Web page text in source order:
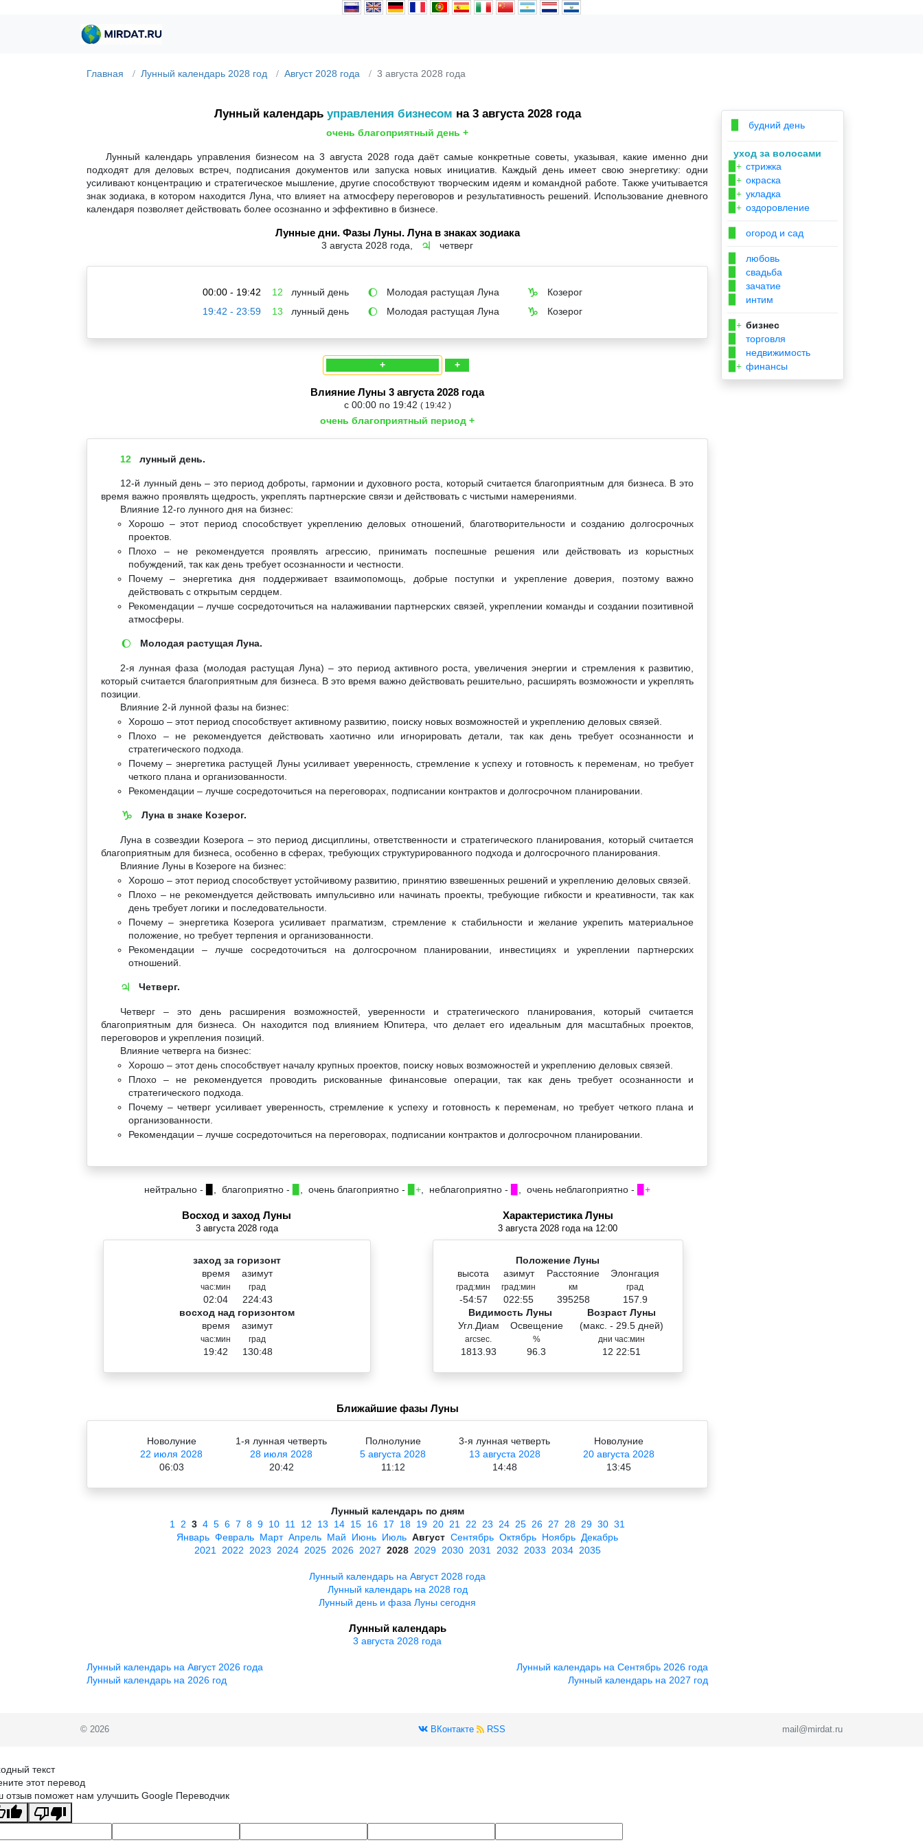
Главная Лунный календарь 2028 год Август 2028 года 3 августа 2028 года
Лунный календарь управления бизнесом на 3 августа 2028 года
очень благоприятный день +
Лунный календарь управления бизнесом на 3 августа 2028 года даёт самые конкретные советы, указывая, какие именно дни
подходят для деловых встреч, подписания документов или запуска новых инициатив. Каждый день имеет свою энергетику: одни
усиливают концентрацию и стратегическое мышление, другие способствуют творческим идеям и командной работе. Также учитывается
знак зодиака, в котором находится Луна, что влияет на атмосферу переговоров и результативность решений. Использование дневного
календаря позволяет действовать более осознанно и эффективно в бизнесе.
Лунные дни. Фазы Луны. Луна в знаках зодиака
3 августа 2028 года, ♃ четверг
00:00 - 19:42 12 лунный день 🌔 Молодая растущая Луна ♑
Козерог
19:42 - 23:59
13 лунный день 🌔 Молодая растущая Луна ♑ Козерог
+ +
Влияние Луны 3 августа 2028 года
с 00:00 по 19:42 ( 19:42 )
очень благоприятный период +
12 лунный день.
12-й лунный день – это период доброты, гармонии и духовного роста, который считается благоприятным для бизнеса. В это
время важно проявлять щедрость, укреплять партнерские связи и действовать с чистыми намерениями.
Влияние 12-го лунного дня на бизнес:
Хорошо – этот период способствует укреплению деловых отношений, благотворительности и созданию долгосрочных
проектов.
Плохо – не рекомендуется проявлять агрессию, принимать поспешные решения или действовать из корыстных
побуждений, так как день требует осознанности и честности.
Почему – энергетика дня поддерживает взаимопомощь, добрые поступки и укрепление доверия, поэтому важно
действовать с открытым сердцем.
Рекомендации – лучше сосредоточиться на налаживании партнерских связей, укреплении команды и создании позитивной
атмосферы.
🌔 Молодая растущая Луна.
2-я лунная фаза (молодая растущая Луна) – это период активного роста, увеличения энергии и стремления к развитию,
который считается благоприятным для бизнеса. В это время важно действовать решительно, расширять возможности и укреплять
позиции.
Влияние 2-й лунной фазы на бизнес:
Хорошо – этот период способствует активному развитию, поиску новых возможностей и укреплению деловых связей.
Плохо – не рекомендуется действовать хаотично или игнорировать детали, так как день требует осознанности и
стратегического подхода.
Почему – энергетика растущей Луны усиливает уверенность, стремление к успеху и готовность к переменам, но требует
четкого плана и организованности.
Рекомендации – лучше сосредоточиться на переговорах, подписании контрактов и долгосрочном планировании.
♑ Луна в знаке Козерог.
Луна в созвездии Козерога – это период дисциплины, ответственности и стратегического планирования, который считается
благоприятным для бизнеса, особенно в сферах, требующих структурированного подхода и долгосрочного планирования.
Влияние Луны в Козероге на бизнес:
Хорошо – этот период способствует устойчивому развитию, принятию взвешенных решений и укреплению деловых связей.
Плохо – не рекомендуется действовать импульсивно или начинать проекты, требующие гибкости и креативности, так как
день требует логики и последовательности.
Почему – энергетика Козерога усиливает прагматизм, стремление к стабильности и желание укрепить материальное
положение, но требует терпения и организованности.
Рекомендации – лучше сосредоточиться на долгосрочном планировании, инвестициях и укреплении партнерских
отношений.
♃ Четверг.
Четверг – это день расширения возможностей, уверенности и стратегического планирования, который считается
благоприятным для бизнеса. Он находится под влиянием Юпитера, что делает его идеальным для масштабных проектов,
переговоров и укрепления позиций.
Влияние четверга на бизнес:
Хорошо – этот день способствует началу крупных проектов, поиску новых возможностей и укреплению деловых связей.
Плохо – не рекомендуется проводить рискованные финансовые операции, так как день требует осознанности и
стратегического подхода.
Почему – четверг усиливает уверенность, стремление к успеху и готовность к переменам, но требует четкого плана и
организованности.
Рекомендации – лучше сосредоточиться на переговорах, подписании контрактов и долгосрочном планировании.
нейтрально - , благоприятно - , очень благоприятно - ▉+ , неблагоприятно - , очень неблагоприятно - ▉+
Восход и заход Луны
3 августа 2028 года
заход за горизонт
время
час:мин
02:04
азимут
град
224:43
восход над горизонтом
время
час:мин
19:42
азимут
град
130:48
Характеристика Луны
3 августа 2028 года на 12:00
Положение Луны
высота
град:мин
-54:57
азимут
град:мин
022:55
Расстояние
км
395258
Элонгация
град
157.9
Видимость Луны
Угл.Диам
arcsec.
1813.93
Освещение
%
96.3
Возраст Луны
(макс. - 29.5 дней)
дни час:мин
12 22:51
Ближайшие фазы Луны
Новолуние
22 июля 2028
06:03
1-я лунная четверть
28 июля 2028
20:42
Полнолуние
5 августа 2028
11:12
3-я лунная четверть
13 августа 2028
14:48
Новолуние
20 августа 2028
13:45
Лунный календарь по дням
1
2 3 4 5 6 7 8 9 10 11 12 13 14 15 16 17 18 19 20 21 22 23 24 25 26 27 28 29 30 31
Январь Февраль Март Апрель Май Июнь Июль Август Сентябрь Октябрь Ноябрь Декабрь
2021
2022 2023 2024 2025 2026 2027 2028 2029 2030 2031 2032 2033 2034 2035
Лунный календарь на Август 2028 года
Лунный календарь на 2028 год
Лунный день и фаза Луны сегодня
Лунный календарь
3 августа 2028 года
Лунный календарь на Август 2026 года
Лунный календарь на 2026 год
Лунный календарь на Сентябрь 2026 года
Лунный календарь на 2027 год
будний день
уход за волосами
▉+ стрижка
▉+ окраска
▉+ укладка
▉+ оздоровление
огород и сад
любовь
свадьба
зачатие
интим
▉+ бизнес
торговля
недвижимость
▉+ финансы
© 2026 ВКонтакте RSS mail@mirdat.ru
текст
этот перевод
отзыв поможет нам улучшить Google Переводчик